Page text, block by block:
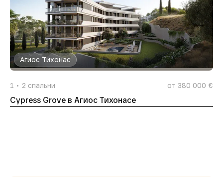
Агиос Тихонас
1 2 спальни от 380 000 €
Cypress Grove в Агиос Тихонасе